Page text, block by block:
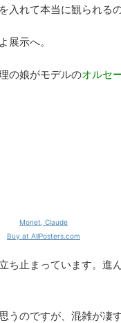
入れて本当に観られる
展示へ。
の娘がモデルのオルセ
Monet, Claude
Buy at AllPosters.com
ち止まっています。進
うのですが、混雑が凄